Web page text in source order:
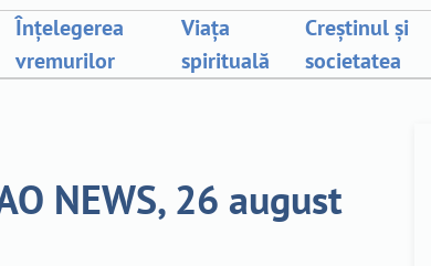
Înțelegerea
vremurilor
Viața
spirituală
Creștinul și
societatea
NEWS, 26 august